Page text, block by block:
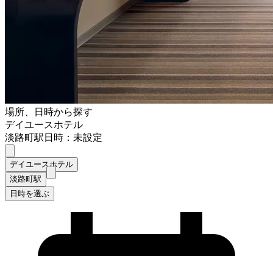
場所、日時から探す
デイユースホテル
淡路町駅日時：未設定
デイユースホテル
淡路町駅
日時を選ぶ